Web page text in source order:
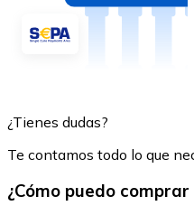
¿Tienes dudas?
Te contamos todo lo que
¿Cómo puedo